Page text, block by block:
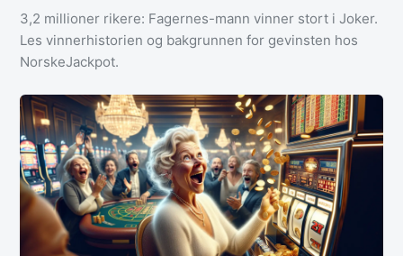
3,2 millioner rikere: Fagernes-mann vinner stort i Joker.
Les vinnerhistorien og bakgrunnen for gevinsten hos
NorskeJackpot.